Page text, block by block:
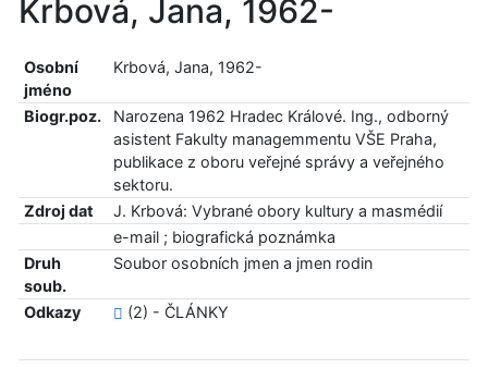
Krbová, Jana, 1962-
Osobní
jméno
Krbová, Jana, 1962-
Biogr.poz.
Narozena 1962 Hradec Králové. Ing., odborný
asistent Fakulty managemmentu VŠE Praha,
publikace z oboru veřejné správy a veřejného
sektoru.
Zdroj dat
J. Krbová: Vybrané obory kultury a masmédií
e-mail ; biografická poznámka
Druh
soub.
Soubor osobních jmen a jmen rodin
Odkazy (2) - ČLÁNKY